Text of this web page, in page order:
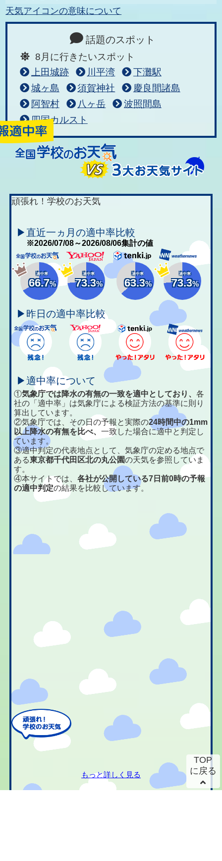
天気アイコンの意味について
話題のスポット
8月に行きたいスポット
上田城跡
川平湾
下灘駅
城ヶ島
須賀神社
慶良間諸島
阿智村
八ヶ岳
波照間島
四国カルスト
頑張れ！学校のお天気
▶直近一ヵ月の適中率比較
※2026/07/08～2026/08/06集計の値
適中率
66.7%
適中率
73.3%
適中率
63.3%
適中率
73.3%
▶昨日の適中率比較
▶適中率について
①気象庁では降水の有無の一致を適中としており、各
社の「適中率」は気象庁による検証方法の基準に則り
算出しています。
②気象庁では、その日の予報と実際の24時間中の1mm
以上降水の有無を比べ、一致した場合に適中と判定し
ています。
③適中判定の代表地点として、気象庁の定める地点で
ある東京都千代田区北の丸公園の天気を参照していま
す。
④本サイトでは、各社が公開している7日前0時の予報
の適中判定の結果を比較しています。
もっと詳しく見る
TOP
に戻る